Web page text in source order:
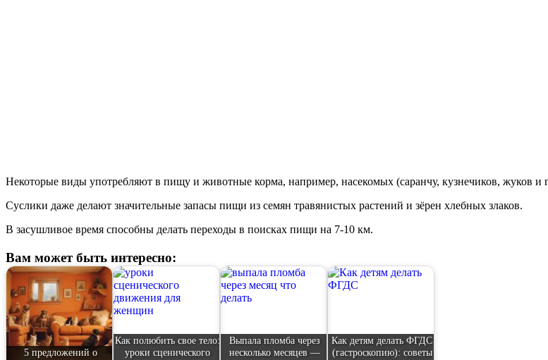
Некоторые виды употребляют в пищу и животные корма, например, насекомых (саранчу, кузнечиков, жуков и
Суслики даже делают значительные запасы пищи из семян травянистых растений и зёрен хлебных злаков.
В засушливое время способны делать переходы в поисках пищи на 7-10 км.
Вам может быть интересно:
5 предложений о
Как полюбить свое тело:
уроки сценического
Выпала пломба через
несколько месяцев —
Как детям делать ФГДС
(гастроскопию): советы